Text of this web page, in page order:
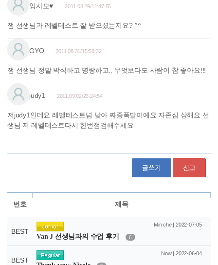
글쓰기 신고